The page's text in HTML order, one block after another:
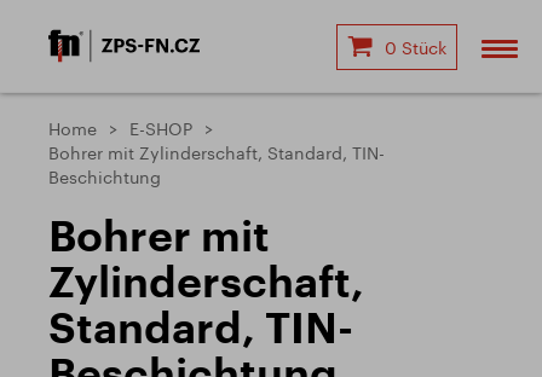
0 Stück
Home
E-SHOP
Bohrer mit Zylinderschaft, Standard, TIN-
Beschichtung
Bohrer mit
Zylinderschaft,
Standard, TIN-